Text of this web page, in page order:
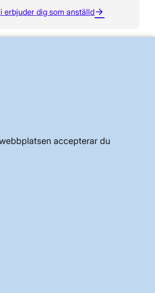
accepterar du
erbjuder dig som anställdarrow_forward